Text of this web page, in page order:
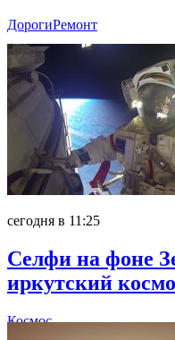
ДорогиРемонт
сегодня в 11:25
Селфи на фоне
иркутский
Космос